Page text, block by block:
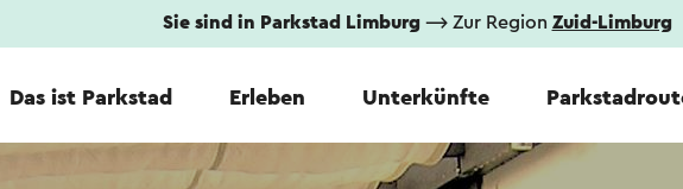
Sie sind in Parkstad Limburg⟶ Zur Region Zuid-Limburg
Das ist Parkstad Erleben Unterkünfte